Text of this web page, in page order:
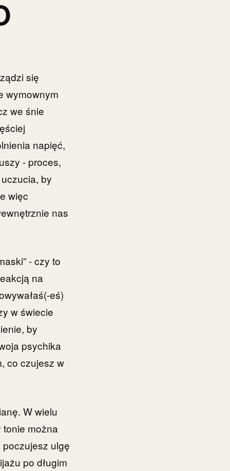
się
wymownym
we śnie
napięć,
- proces,
by
więc
nas
- czy to
na
eś)
w świecie
by
psychika
co czujesz w
W wielu
można
ulgę
po długim